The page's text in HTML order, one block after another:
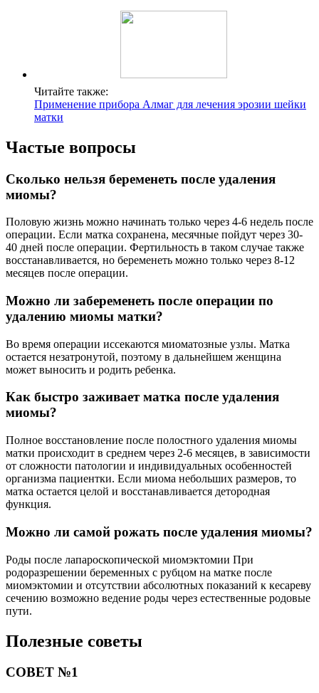
Читайте также:
Применение прибора Алмаг для лечения эрозии шейки
матки
Частые вопросы
Сколько нельзя беременеть после удаления
миомы?
Половую жизнь можно начинать только через 4-6 недель после
операции. Если матка сохранена, месячные пойдут через 30-
40 дней после операции. Фертильность в таком случае также
восстанавливается, но беременеть можно только через 8-12
месяцев после операции.
Можно ли забеременеть после операции по
удалению миомы матки?
Во время операции иссекаются миоматозные узлы. Матка
остается незатронутой, поэтому в дальнейшем женщина
может выносить и родить ребенка.
Как быстро заживает матка после удаления
миомы?
Полное восстановление после полостного удаления миомы
матки происходит в среднем через 2-6 месяцев, в зависимости
от сложности патологии и индивидуальных особенностей
организма пациентки. Если миома небольших размеров, то
матка остается целой и восстанавливается детородная
функция.
Можно ли самой рожать после удаления миомы?
Роды после лапароскопической миомэктомии При
родоразрешении беременных с рубцом на матке после
миомэктомии и отсутствии абсолютных показаний к кесареву
сечению возможно ведение роды через естественные родовые
пути.
Полезные советы
СОВЕТ №1